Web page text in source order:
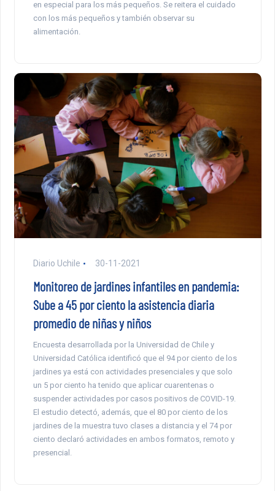
en especial para los más pequeños. Se reitera el cuidado
con los más pequeños y también observar su
alimentación.
Diario Uchile 30-11-2021
Monitoreo de jardines infantiles en pandemia:
Sube a 45 por ciento la asistencia diaria
promedio de niñas y niños
Encuesta desarrollada por la Universidad de Chile y
Universidad Católica identificó que el 94 por ciento de los
jardines ya está con actividades presenciales y que solo
un 5 por ciento ha tenido que aplicar cuarentenas o
suspender actividades por casos positivos de COVID-19.
El estudio detectó, además, que el 80 por ciento de los
jardines de la muestra tuvo clases a distancia y el 74 por
ciento declaró actividades en ambos formatos, remoto y
presencial.